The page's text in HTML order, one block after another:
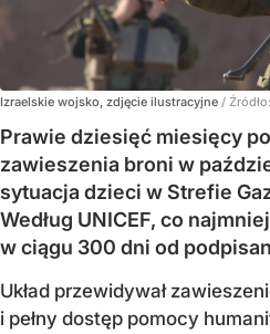
Izraelskie wojsko, zdjęcie ilustracyjne / Źródło:
Prawie dziesięć miesięcy
zawieszenia broni w
sytuacja dzieci w Strefie
Według UNICEF, co
w ciągu 300 dni od
Układ przewidywał
i pełny dostęp pomocy